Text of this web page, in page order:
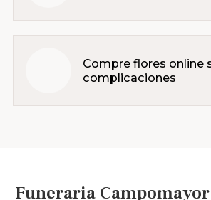
Compre flores online
complicaciones
Funeraria Campomayor